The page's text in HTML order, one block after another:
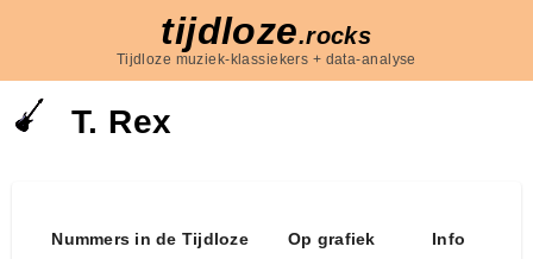
tijdloze.rocks
Tijdloze muziek-klassiekers + data-analyse
T. Rex
Nummers in de Tijdloze Op grafiek Info